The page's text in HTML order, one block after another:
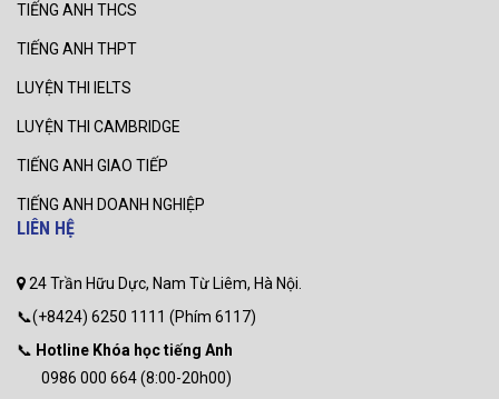
TIẾNG ANH THCS
TIẾNG ANH THPT
LUYỆN THI IELTS
LUYỆN THI CAMBRIDGE
TIẾNG ANH GIAO TIẾP
TIẾNG ANH DOANH NGHIỆP
LIÊN HỆ
24 Trần Hữu Dực, Nam Từ Liêm, Hà Nội.
📞(+8424) 6250 1111 (Phím 6117)
📞 Hotline Khóa học tiếng Anh
0986 000 664 (8:00-20h00)